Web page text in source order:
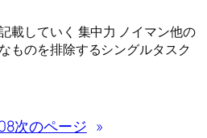
載していく 集中力 ノイマン他の
ものを排除するシングルタスク
次のページ »